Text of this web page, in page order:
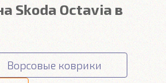
Skoda Octavia в
Ворсовые коврики